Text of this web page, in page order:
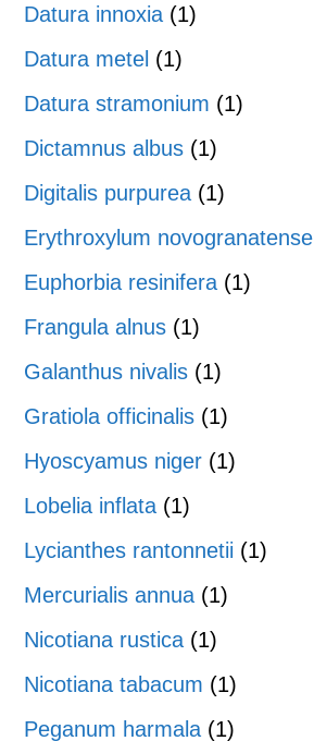
Datura innoxia (1)
Datura metel (1)
Datura stramonium (1)
Dictamnus albus (1)
Digitalis purpurea (1)
Erythroxylum novogranatense
Euphorbia resinifera (1)
Frangula alnus (1)
Galanthus nivalis (1)
Gratiola officinalis (1)
Hyoscyamus niger (1)
Lobelia inflata (1)
Lycianthes rantonnetii (1)
Mercurialis annua (1)
Nicotiana rustica (1)
Nicotiana tabacum (1)
Peganum harmala (1)